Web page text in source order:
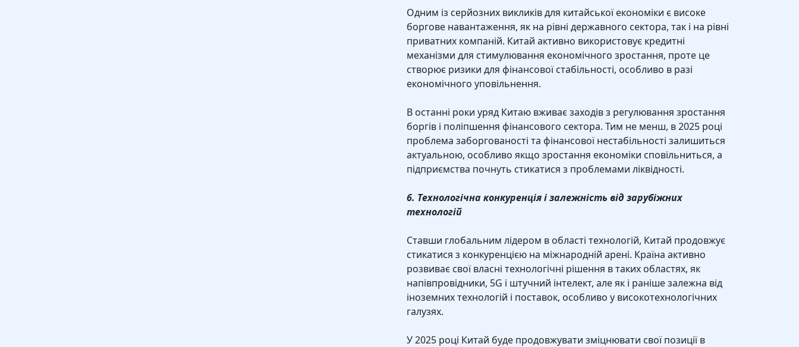
Одним із серйозних викликів для китайської економіки є високе
боргове навантаження, як на рівні державного сектора, так і на рівні
приватних компаній. Китай активно використовує кредитні
механізми для стимулювання економічного зростання, проте це
створює ризики для фінансової стабільності, особливо в разі
економічного уповільнення.
В останні роки уряд Китаю вживає заходів з регулювання зростання
боргів і поліпшення фінансового сектора. Тим не менш, в 2025 році
проблема заборгованості та фінансової нестабільності залишиться
актуальною, особливо якщо зростання економіки сповільниться, а
підприємства почнуть стикатися з проблемами ліквідності.
6. Технологічна конкуренція і залежність від зарубіжних
технологій
Ставши глобальним лідером в області технологій, Китай продовжує
стикатися з конкуренцією на міжнародній арені. Країна активно
розвиває свої власні технологічні рішення в таких областях, як
напівпровідники, 5G і штучний інтелект, але як і раніше залежна від
іноземних технологій і поставок, особливо у високотехнологічних
галузях.
У 2025 році Китай буде продовжувати зміцнювати свої позиції в